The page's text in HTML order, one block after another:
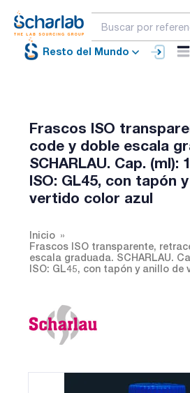
Resto del Mundo
Frascos ISO
code y doble escala
SCHARLAU. Cap. (ml):
ISO: GL45, con tapón
vertido color azul
Inicio
Frascos ISO transparente,
escala graduada. SCHARLAU.
ISO: GL45, con tapón y anillo de